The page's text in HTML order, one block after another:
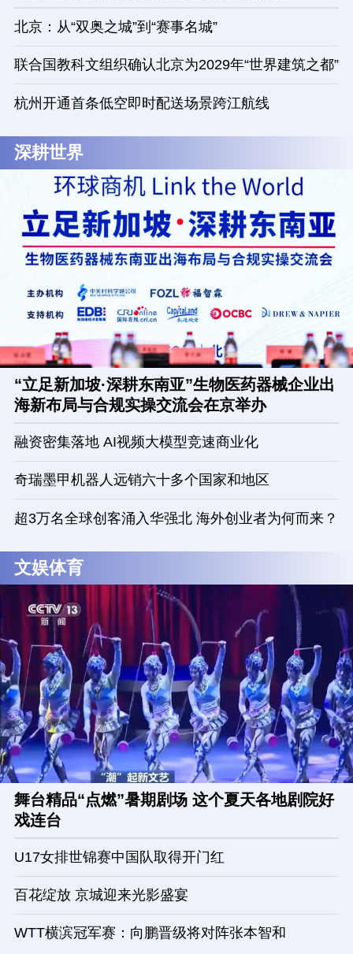
北京：从“双奥之城”到“赛事名城”
联合国教科文组织确认北京为2029年“世界建筑之都”
杭州开通首条低空即时配送场景跨江航线
深耕世界
“立足新加坡·深耕东南亚”生物医药器械企业出
海新布局与合规实操交流会在京举办
融资密集落地 AI视频大模型竞速商业化
奇瑞墨甲机器人远销六十多个国家和地区
超3万名全球创客涌入华强北 海外创业者为何而来？
文娱体育
舞台精品“点燃”暑期剧场 这个夏天各地剧院好
戏连台
U17女排世锦赛中国队取得开门红
百花绽放 京城迎来光影盛宴
WTT横滨冠军赛：向鹏晋级将对阵张本智和